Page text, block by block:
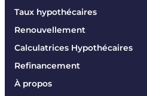
Taux hypothécaires
Renouvellement
Calculatrices Hypothécaires
Refinancement
À propos